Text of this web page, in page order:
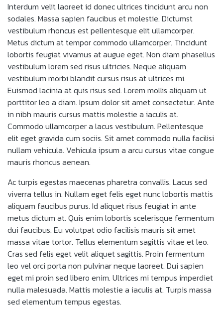
Interdum velit laoreet id donec ultrices tincidunt arcu non
sodales. Massa sapien faucibus et molestie. Dictumst
vestibulum rhoncus est pellentesque elit ullamcorper.
Metus dictum at tempor commodo ullamcorper. Tincidunt
lobortis feugiat vivamus at augue eget. Non diam phasellus
vestibulum lorem sed risus ultricies. Neque aliquam
vestibulum morbi blandit cursus risus at ultrices mi.
Euismod lacinia at quis risus sed. Lorem mollis aliquam ut
porttitor leo a diam. Ipsum dolor sit amet consectetur. Ante
in nibh mauris cursus mattis molestie a iaculis at.
Commodo ullamcorper a lacus vestibulum. Pellentesque
elit eget gravida cum sociis. Sit amet commodo nulla facilisi
nullam vehicula. Vehicula ipsum a arcu cursus vitae congue
mauris rhoncus aenean.
Ac turpis egestas maecenas pharetra convallis. Lacus sed
viverra tellus in. Nullam eget felis eget nunc lobortis mattis
aliquam faucibus purus. Id aliquet risus feugiat in ante
metus dictum at. Quis enim lobortis scelerisque fermentum
dui faucibus. Eu volutpat odio facilisis mauris sit amet
massa vitae tortor. Tellus elementum sagittis vitae et leo.
Cras sed felis eget velit aliquet sagittis. Proin fermentum
leo vel orci porta non pulvinar neque laoreet. Dui sapien
eget mi proin sed libero enim. Ultrices mi tempus imperdiet
nulla malesuada. Mattis molestie a iaculis at. Turpis massa
sed elementum tempus egestas.